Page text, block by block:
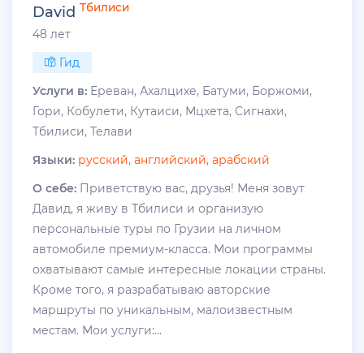
David Тбилиси
48 лет
Гид
Услуги в: Ереван, Ахалцихе, Батуми, Боржоми,
Гори, Кобулети, Кутаиси, Мцхета, Сигнахи,
Тбилиси, Телави
Языки: русский, английский, арабский
О себе: Приветствую вас, друзья! Меня зовут
Давид, я живу в Тбилиси и организую
персональные туры по Грузии на личном
автомобиле премиум-класса. Мои программы
охватывают самые интересные локации страны.
Кроме того, я разрабатываю авторские
маршруты по уникальным, малоизвестным
местам. Мои услуги:...